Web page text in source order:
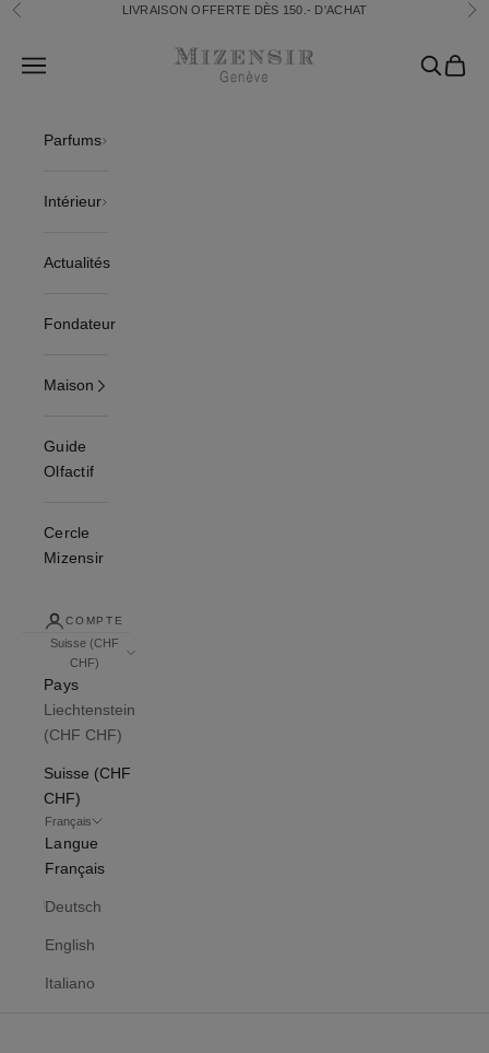
Passer au contenu
Précédent LIVRAISON OFFERTE DÈS 150.- D'ACHAT
Mizensir.ch
Translation missing: fr.header.general.open_menu
Panier
Parfums
Intérieur
Actualités
Fondateur
Maison
Guide
Olfactif
Cercle
Mizensir
COMPTE
Suisse (CHF
CHF)
Pays
Liechtenstein
(CHF CHF)
Suisse (CHF
CHF)
Français
Langue
Français
Deutsch
English
Italiano